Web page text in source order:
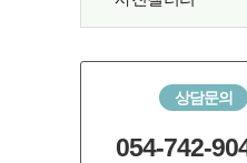
상담문의
054-742-